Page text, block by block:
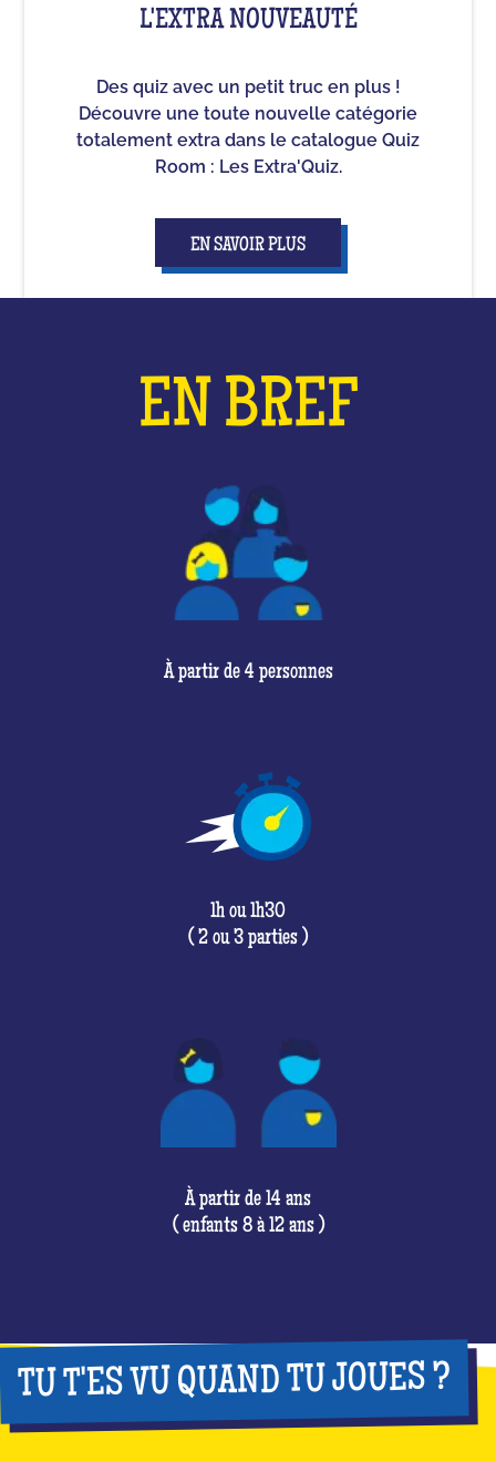
L'EXTRA NOUVEAUTÉ
Des quiz avec un petit truc en plus !
Découvre une toute nouvelle catégorie
totalement extra dans le catalogue Quiz
Room : Les Extra'Quiz.
EN SAVOIR PLUS
EN BREF
À partir de 4 personnes
1h ou 1h30
( 2 ou 3 parties )
À partir de 14 ans
( enfants 8 à 12 ans )
TU T'ES VU QUAND TU JOUES ?